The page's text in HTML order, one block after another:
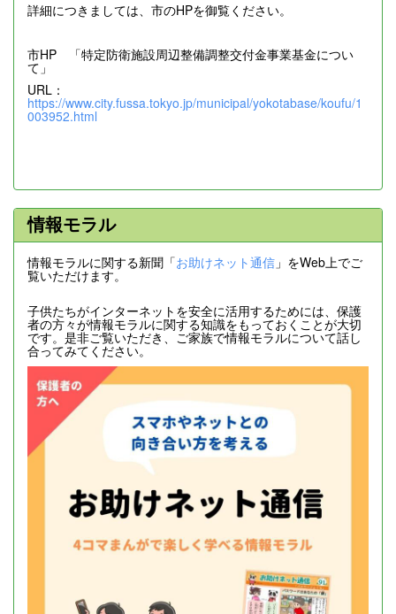
詳細につきましては、市のHPを御覧ください。
市HP 「特定防衛施設周辺整備調整交付金事業基金につい
て」
URL：
https://www.city.fussa.tokyo.jp/municipal/yokotabase/koufu/1
003952.html
情報モラル
情報モラルに関する新聞「お助けネット通信 」をWeb上でご
覧いただけます。
子供たちがインターネットを安全に活用するためには、保護
者の方々が情報モラルに関する知識をもっておくことが大切
です。是非ご覧いただき、ご家族で情報モラルについて話し
合ってみてください。